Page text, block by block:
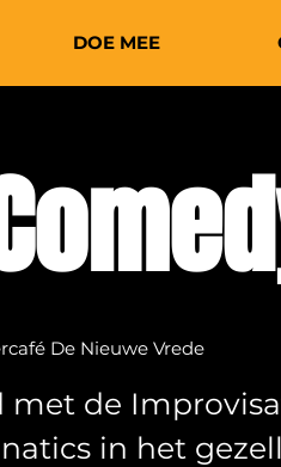
DOE MEE
De Nieuwe Vrede
met de
in het